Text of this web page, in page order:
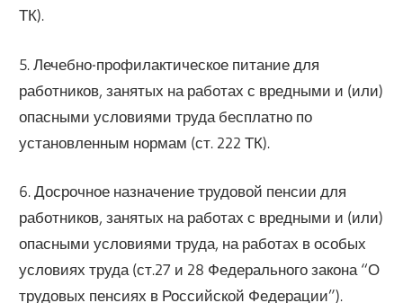
ТК).
5. Лечебно-профилактическое питание для
работников, занятых на работах с вредными и (или)
опасными условиями труда бесплатно по
установленным нормам (ст. 222 ТК).
6. Досрочное назначение трудовой пенсии для
работников, занятых на работах с вредными и (или)
опасными условиями труда, на работах в особых
условиях труда (ст.27 и 28 Федерального закона “О
трудовых пенсиях в Российской Федерации”).